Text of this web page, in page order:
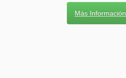
Más Información